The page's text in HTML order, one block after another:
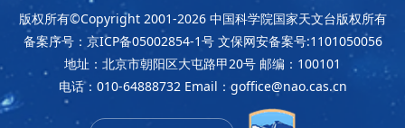
版权所有©Copyright 2001-2026 中国科学院国家天文台版权所有
备案序号：京ICP备05002854-1号 文保网安备案号:1101050056
地址：北京市朝阳区大屯路甲20号 邮编：100101
电话：010-64888732 Email：goffice@nao.cas.cn